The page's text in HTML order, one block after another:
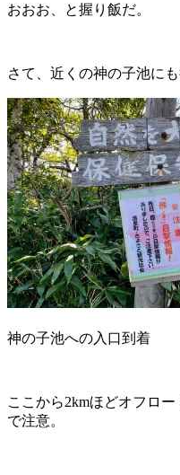
おおお、と握り飯だ。
さて、近くの神の子池に
神の子池への入口到着
ここから2kmほどオフロ
で注意。